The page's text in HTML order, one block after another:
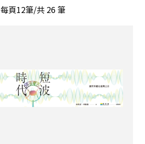
每頁12筆/共 26筆